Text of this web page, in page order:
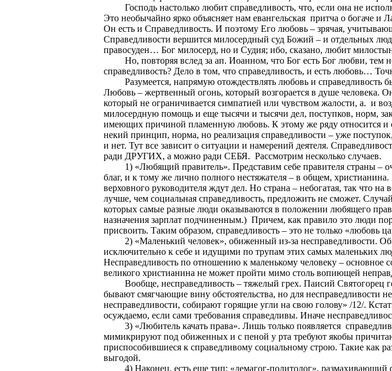
Господь настолько любит справедливость, что, если она не
Это необычайно ярко объясняет нам евангельская притча о богаче и
Он есть и Справедливость. И поэтому Его любовь – зрячая,
Справедливости вершится милосердный суд Божий – и отдельных
правосуден… Бог милосерд, но и Судия; ибо, сказано, любит
Но, повторяя вслед за ап. Иоанном, что Бог есть Бог любви, тем
справедливость? Дело в том, что справедливость, и есть любовь…
Разумеется, напрямую отождествлять любовь и
Любовь – жертвенный огонь, который возгорается в душе
который не ограничивается симпатией или чувством жалости, а. и
милосердную помощь и еще тысячи и тысячи дел, поступков, норм,
имеющих причиной пламенную любовь. К этому же ряду относится и
некий принцип, норма, но реализация справедливости – уже
и нет. Тут все зависит о ситуации и намерений деятеля.
ради ДРУГИХ, а можно ради СЕБЯ. Рассмотрим несколько случаев.
1) «Любящий правитель». Представим себе правителя страны –
благ, и к тому же лично полного нестяжателя – в общем,
верховного руководителя ждут дел. Но страна – небогатая, так что
лучше, чем социальная справедливость, предложить не сможет.
которых самые разные люди оказываются в положении любящего
назначения зарплат подчиненным.) Причем, как правило это люди
присвоить. Таким образом, справедливость – это не только «любовь
2) «Маленький человек», обиженный из-за несправедливости.
исключительно к себе и идущими по трупам этих самых маленьких
Несправедливость по отношению к маленькому человеку –
великого христианина не может пройти мимо столь вопиющей
Вообще, несправедливость – тяжелый грех. Паисий Святогорец
бывают смягчающие вину обстоятельства, но для несправедливости
несправедливости, собирают горящие угли на свою голову» /12/.
осуждаемо, если сами требования справедливы. Иначе
3) «Любитель качать права». Лишь только появляется
мимикрируют под обиженных и с пеной у рта требуют якобы
приспособившиеся к справедливому социальному строю. Такие как
выгодой.
4) Наконец, есть еще тип: «демагог-политолог»,